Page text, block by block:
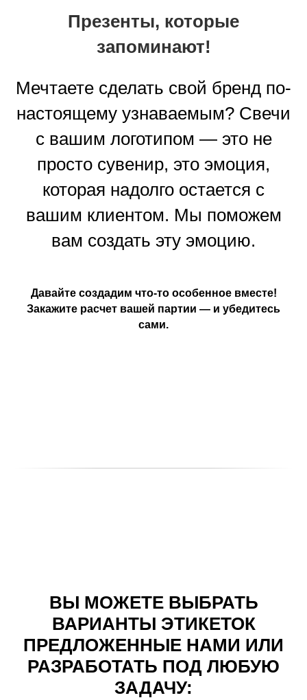
Презенты, которые
запоминают!
Мечтаете сделать свой бренд по-
настоящему узнаваемым? Свечи
с вашим логотипом — это не
просто сувенир, это эмоция,
которая надолго остается с
вашим клиентом. Мы поможем
вам создать эту эмоцию.
Давайте создадим что-то особенное вместе!
Закажите расчет вашей партии — и убедитесь
сами.
ВЫ МОЖЕТЕ ВЫБРАТЬ
ВАРИАНТЫ ЭТИКЕТОК
ПРЕДЛОЖЕННЫЕ НАМИ ИЛИ
РАЗРАБОТАТЬ ПОД ЛЮБУЮ
ЗАДАЧУ: